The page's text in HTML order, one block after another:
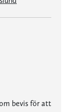
bevis för att